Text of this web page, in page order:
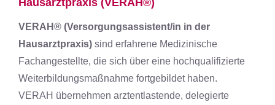
Hausarztpraxis (VERAH®)
VERAH® (Versorgungsassistent/in in der
Hausarztpraxis) sind erfahrene Medizinische
Fachangestellte, die sich über eine hochqualifizierte
Weiterbildungsmaßnahme fortgebildet haben.
VERAH übernehmen arztentlastende, delegierte